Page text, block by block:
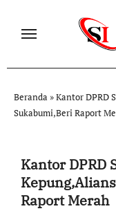
Beranda »Kantor DPRD
Sukabumi,Beri Raport
Kantor DPRD
Raport Merah